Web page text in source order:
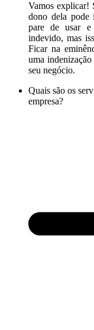
Vamos explicar!
dono dela pode
pare de usar e
indevido, mas
Ficar na
uma
seu negócio.
Quais são os
empresa?